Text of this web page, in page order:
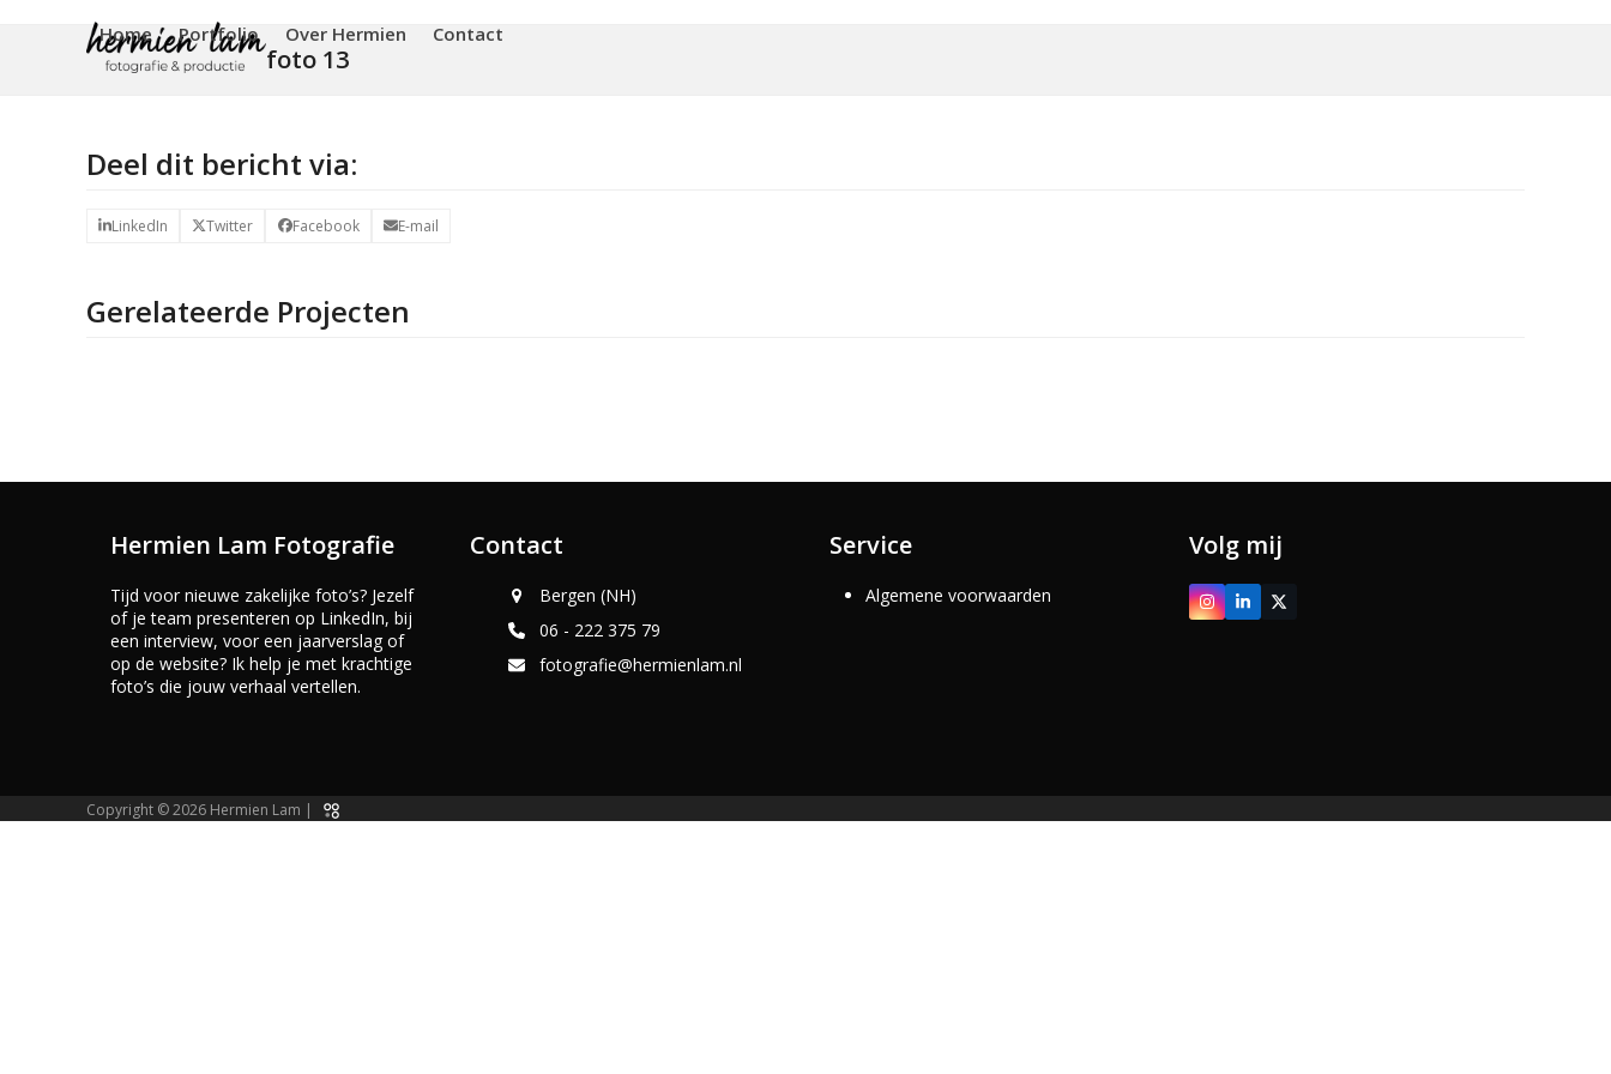
Home Portfolio Over Hermien Contact
foto 13
Deel dit bericht via:
LinkedIn Twitter Facebook E-mail
Gerelateerde Projecten
Hermien Lam Fotografie
Tijd voor nieuwe zakelijke foto’s? Jezelf
of je team presenteren op LinkedIn, bij
een interview, voor een jaarverslag of
op de website? Ik help je met krachtige
foto’s die jouw verhaal vertellen.
Contact
Bergen (NH)
06 - 222 375 79
fotografie@hermienlam.nl
Service
Algemene voorwaarden
Volg mij
Instagram
LinkedInTwitter
Copyright © 2026 Hermien Lam |